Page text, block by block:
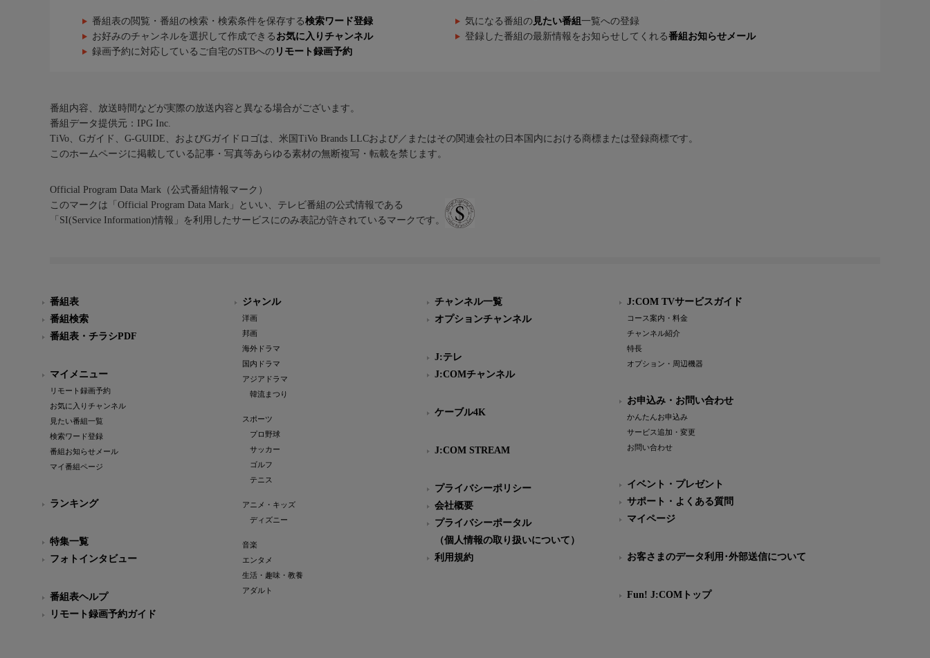
番組表の閲覧・番組の検索・検索条件を保存する検索ワード登録 気になる番組の 見たい番組 一覧への登録
お好みのチャンネルを選択して作成できる お気に入りチャンネル 登録した番組の最新情報をお知らせしてくれる番組お知らせメール
録画予約に対応しているご自宅のSTBへの リモート録画予約
番組内容、放送時間などが実際の放送内容と異なる場合がございます。
番組データ提供元：IPG Inc.
TiVo、Gガイド、G-GUIDE、およびGガイドロゴは、米国TiVo Brands LLCおよび／またはその関連会社の日本国内における商標または登録商標です。
このホームページに掲載している記事・写真等あらゆる素材の無断複写・転載を禁じます。
Official Program Data Mark（公式番組情報マーク）
このマークは「Official Program Data Mark」といい、テレビ番組の公式情報である
「SI(Service Information)情報」を利用したサービスにのみ表記が許されているマークです。
番組表
番組検索
番組表・チラシPDF
マイメニュー
リモート録画予約
お気に入りチャンネル
見たい番組一覧
検索ワード登録
番組お知らせメール
マイ番組ページ
ランキング
特集一覧
フォトインタビュー
番組表ヘルプ
リモート録画予約ガイド
ジャンル
洋画
邦画
海外ドラマ
国内ドラマ
アジアドラマ
韓流まつり
スポーツ
プロ野球
サッカー
ゴルフ
テニス
アニメ・キッズ
ディズニー
音楽
エンタメ
生活・趣味・教養
アダルト
チャンネル一覧
オプションチャンネル
J:テレ
J:COMチャンネル
ケーブル4K
J:COM STREAM
プライバシーポリシー
会社概要
プライバシーポータル
（個人情報の取り扱いについて）
利用規約
J:COM TVサービスガイド
コース案内・料金
チャンネル紹介
特長
オプション・周辺機器
お申込み・お問い合わせ
かんたんお申込み
サービス追加・変更
お問い合わせ
イベント・プレゼント
サポート・よくある質問
マイページ
お客さまのデータ利用･外部送信について
Fun! J:COMトップ